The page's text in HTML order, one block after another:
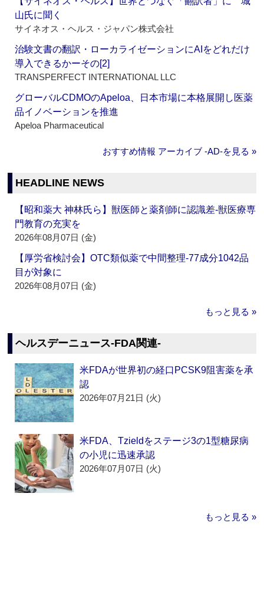
山氏に聞く
サイネオス・ヘルス・ジャパン株式会社
治験文書の翻訳・ローカライゼーションにAIをどれだけ
導入できるかーその[2]
TRANSPERFECT INTERNATIONAL LLC
グローバルCDMOのApeloa、日本市場に本格展開し医薬
品イノベーションを推進
Apeloa Pharmaceutical
おすすめ情報 アーカイブ ‐AD‐を見る »
HEADLINE NEWS
【昭和薬大 神林氏ら】獣医師と薬剤師に認識差‐獣医療専
門教育の充実を
2026年08月07日 (金)
【厚労省検討会】OTC類似薬で中間整理‐77成分1042品
目が対象に
2026年08月07日 (金)
もっと見る »
ヘルスデーニュース‐FDA関連‐
米FDAが世界初の経口PCSK9阻害薬を承
認
2026年07月21日 (火)
米FDA、Tzieldをステージ3の1型糖尿病
の小児に迅速承認
2026年07月07日 (火)
もっと見る »